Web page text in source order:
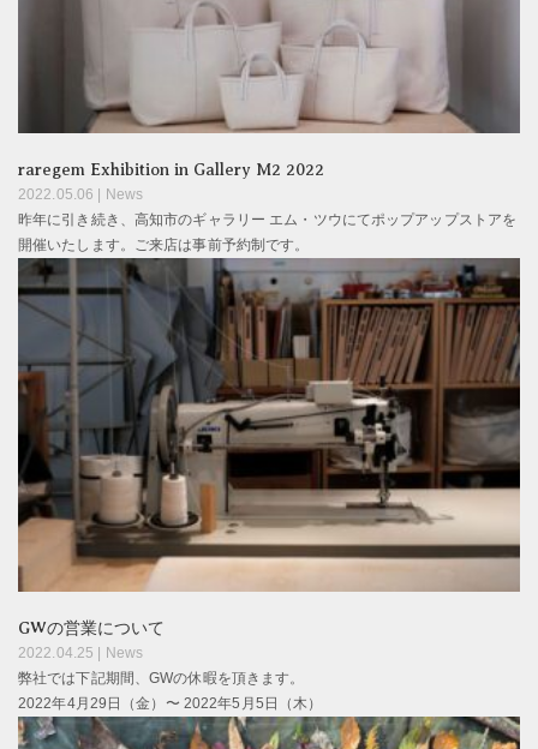
raregem Exhibition in Gallery M2 2022
2022.05.06 | News
昨年に引き続き、高知市のギャラリー エム・ツウにてポップアップストアを
開催いたします。ご来店は事前予約制です。
GWの営業について
2022.04.25 |
News
弊社では下記期間、GWの休暇を頂きます。
2022年4月29日（金）〜 2022年5月5日（木）